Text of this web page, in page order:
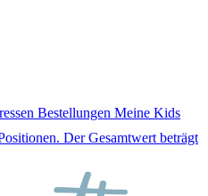
Bestellungen Meine Kids
Der Gesamtwert beträgt